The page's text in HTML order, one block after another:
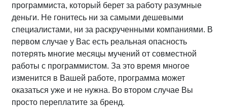
программиста, который берет за работу разумные
деньги. Не гонитесь ни за самыми дешевыми
специалистами, ни за раскрученными компаниями. В
первом случае у Вас есть реальная опасность
потерять многие месяцы мучений от совместной
работы с программистом. За это время многое
изменится в Вашей работе, программа может
оказаться уже и не нужна. Во втором случае Вы
просто переплатите за бренд.